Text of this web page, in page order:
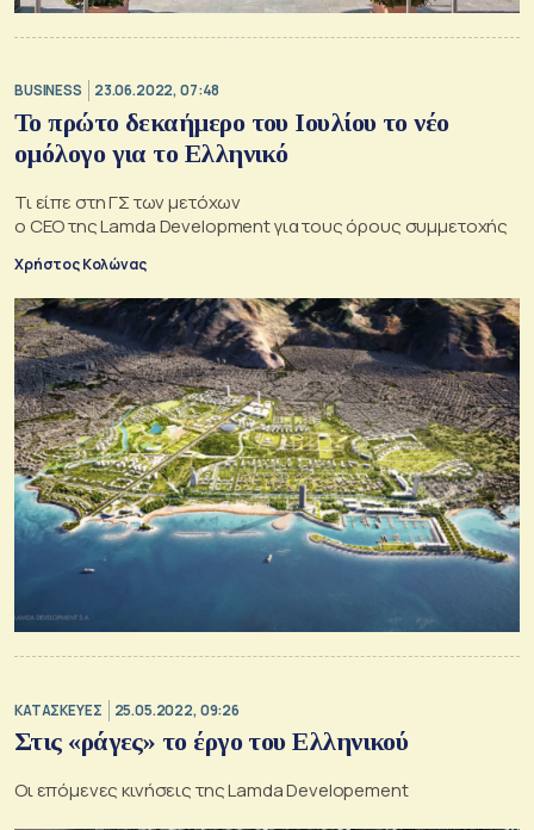
BUSINESS 23.06.2022, 07:48
Το πρώτο δεκαήμερο του Ιουλίου το νέο
ομόλογο για το Ελληνικό
Τι είπε στη ΓΣ των μετόχων
ο CEO της Lamda Development για τους όρους συμμετοχής
Χρήστος Κολώνας
ΚΑΤΑΣΚΕΥΕΣ 25.05.2022, 09:26
Στις «ράγες» το έργο του Ελληνικού
Οι επόμενες κινήσεις της Lamda Developement